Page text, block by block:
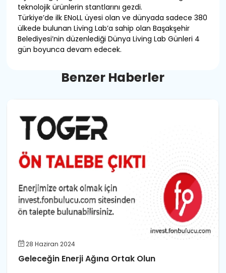
teknolojik ürünlerin stantlarını gezdi.
Türkiye’de ilk ENoLL üyesi olan ve dünyada sadece 380
ülkede bulunan Living Lab’a sahip olan Başakşehir
Belediyesi’nin düzenlediği Dünya Living Lab Günleri 4
gün boyunca devam edecek.
Benzer Haberler
28 Haziran 2024
Geleceğin Enerji Ağına Ortak Olun